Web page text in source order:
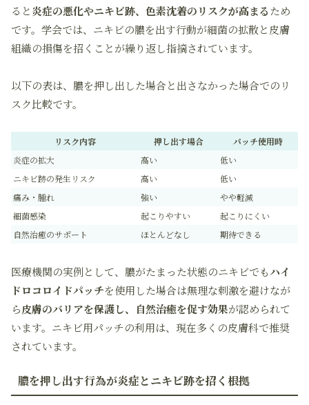
ると炎症の悪化やニキビ跡、色素沈着のリスクが高まるため
です。学会では、ニキビの膿を出す行動が細菌の拡散と皮膚
組織の損傷を招くことが繰り返し指摘されています。
以下の表は、膿を押し出した場合と出さなかった場合でのリ
スク比較です。
リスク内容 押し出す場合
パッチ使用時
炎症の拡大
高い
低い
ニキビ跡の発生リスク
高い
低い
痛み・腫れ
強い
やや軽減
細菌感染
起こりやすい
起こりにくい
自然治癒のサポート
ほとんどなし 期待できる
医療機関の実例として、膿がたまった状態のニキビでもハイ
ドロコロイドパッチを使用した場合は無理な刺激を避けなが
ら皮膚のバリアを保護し、自然治癒を促す効果が認められて
います。ニキビ用パッチの利用は、現在多くの皮膚科で推奨
されています。
膿を押し出す行為が炎症とニキビ跡を招く根拠